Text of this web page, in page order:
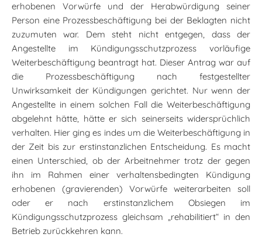
erhobenen Vorwürfe und der Herabwürdigung seiner
Person eine Prozessbeschäftigung bei der Beklagten nicht
zuzumuten war. Dem steht nicht entgegen, dass der
Angestellte im Kündigungsschutzprozess vorläufige
Weiterbeschäftigung beantragt hat. Dieser Antrag war auf
die Prozessbeschäftigung nach festgestellter
Unwirksamkeit der Kündigungen gerichtet. Nur wenn der
Angestellte in einem solchen Fall die Weiterbeschäftigung
abgelehnt hätte, hätte er sich seinerseits widersprüchlich
verhalten. Hier ging es indes um die Weiterbeschäftigung in
der Zeit bis zur erstinstanzlichen Entscheidung. Es macht
einen Unterschied, ob der Arbeitnehmer trotz der gegen
ihn im Rahmen einer verhaltensbedingten Kündigung
erhobenen (gravierenden) Vorwürfe weiterarbeiten soll
oder er nach erstinstanzlichem Obsiegen im
Kündigungsschutzprozess gleichsam „rehabilitiert“ in den
Betrieb zurückkehren kann.